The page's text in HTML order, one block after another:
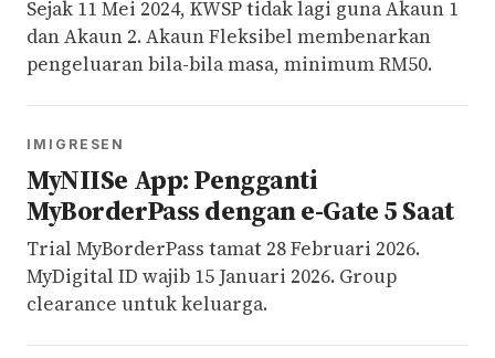
Sejak 11 Mei 2024, KWSP tidak lagi guna Akaun 1
dan Akaun 2. Akaun Fleksibel membenarkan
pengeluaran bila-bila masa, minimum RM50.
IMIGRESEN
MyNIISe App: Pengganti
MyBorderPass dengan e-Gate 5 Saat
Trial MyBorderPass tamat 28 Februari 2026.
MyDigital ID wajib 15 Januari 2026. Group
clearance untuk keluarga.